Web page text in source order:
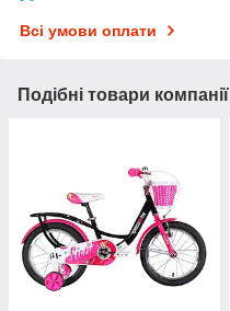
Всі умови оплати
Подібні товари компанії